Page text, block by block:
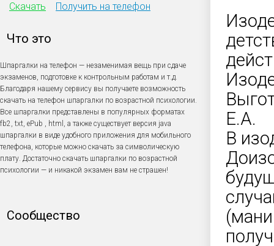
Скачать Получить на телефон
Что это
Шпаргалки на телефон — незаменимая вещь при сдаче
экзаменов, подготовке к контрольным работам и т.д.
Благодаря нашему сервису вы получаете возможность
скачать на телефон шпаргалки по возрастной психологии.
Все шпаргалки представлены в популярных форматах
fb2, txt, ePub , html, а также существует версия java
шпаргалки в виде удобного приложения для мобильного
телефона, которые можно скачать за символическую
плату. Достаточно скачать шпаргалки по возрастной
психологии — и никакой экзамен вам не страшен!
Сообщество
Е.А.
В